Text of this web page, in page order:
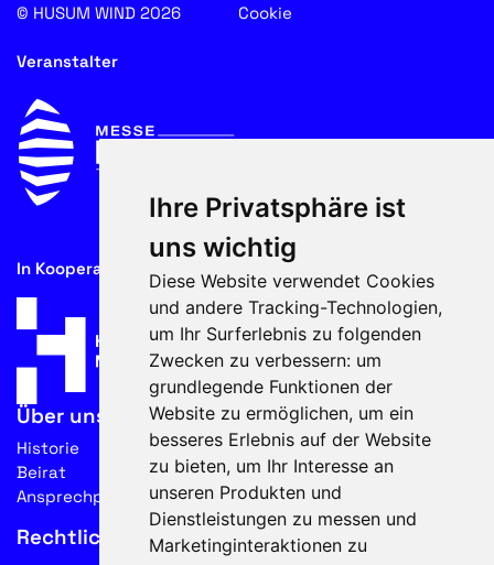
Ihre Privatsphäre ist
uns wichtig
Diese Website verwendet Cookies
und andere Tracking-Technologien,
um Ihr Surferlebnis zu folgenden
Zwecken zu verbessern: um
grundlegende Funktionen der
Website zu ermöglichen, um ein
besseres Erlebnis auf der Website
zu bieten, um Ihr Interesse an
unseren Produkten und
Dienstleistungen zu messen und
Marketinginteraktionen zu
© HUSUM WIND 2026 Cookie
Veranstalter
In Kooperation mit
Über uns
Historie
Beirat
Ansprechpartner
Rechtliches